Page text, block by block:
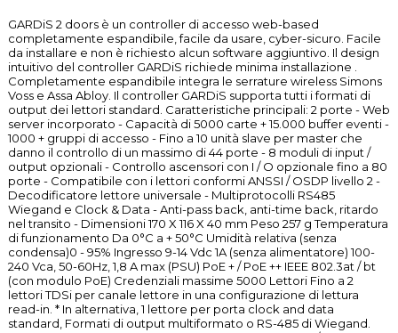
GARDiS 2 doors è un controller di accesso web-based
completamente espandibile, facile da usare, cyber-sicuro. Facile
da installare e non è richiesto alcun software aggiuntivo. Il design
intuitivo del controller GARDiS richiede minima installazione .
Completamente espandibile integra le serrature wireless Simons
Voss e Assa Abloy. Il controller GARDiS supporta tutti i formati di
output dei lettori standard. Caratteristiche principali: 2 porte - Web
server incorporato - Capacità di 5000 carte + 15.000 buffer eventi -
1000 + gruppi di accesso - Fino a 10 unità slave per master che
danno il controllo di un massimo di 44 porte - 8 moduli di input /
output opzionali - Controllo ascensori con I / O opzionale fino a 80
porte - Compatibile con i lettori conformi ANSSI / OSDP livello 2 -
Decodificatore lettore universale - Multiprotocolli RS485
Wiegand e Clock & Data - Anti-pass back, anti-time back, ritardo
nel transito - Dimensioni 170 X 116 X 40 mm Peso 257 g Temperatura
di funzionamento Da 0°C a + 50°C Umidità relativa (senza
condensa)0 - 95% Ingresso 9-14 Vdc 1A (senza alimentatore) 100-
240 Vca, 50-60Hz, 1,8 A max (PSU) PoE + / PoE ++ IEEE 802.3at / bt
(con modulo PoE) Credenziali massime 5000 Lettori Fino a 2
lettori TDSi per canale lettore in una configurazione di lettura
read-in. * In alternativa, 1 lettore per porta clock and data
standard, Formati di output multiformato o RS-485 di Wiegand.